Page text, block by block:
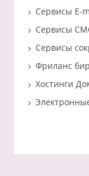
Сервисы E-
Сервисы
Сервисы
Фриланс
Хостинги